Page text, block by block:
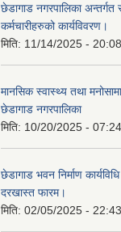
छेडागाड नगरपालिका अन्तर्गत
कर्मचारीहरुको कार्यविवरण।
मिति: 11/14/2025 - 20:08
मानसिक स्वास्थ्य तथा
छेडागाड नगरपालिका
मिति: 10/20/2025 - 07:24
छेडागाड भवन निर्माण
दरखास्त फारम।
मिति: 02/05/2025 - 22:43